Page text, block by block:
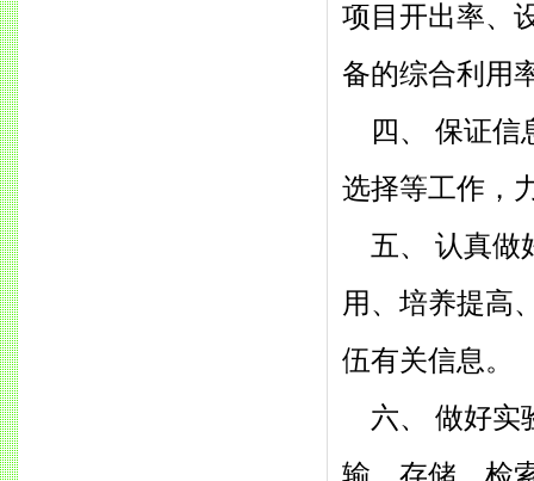
项目开出率、
备的综合利用
四、 保证
选择等工作，
五、 认真做
用、培养提高
伍有关信息。
六、 做好实